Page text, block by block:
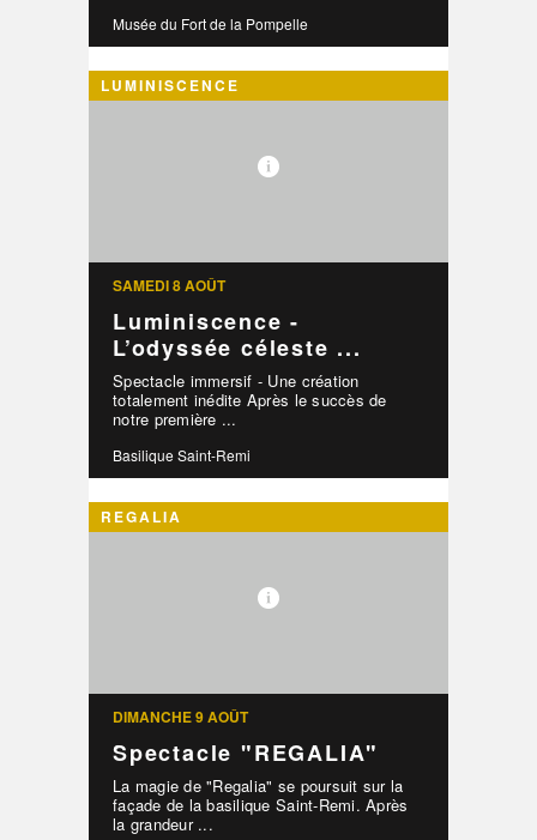
Musée du Fort de la Pompelle
LUMINISCENCE
SAMEDI 8 AOÛT
Luminiscence -
L’odyssée céleste ...
Spectacle immersif - Une création
totalement inédite Après le succès de
notre première ...
Basilique Saint-Remi
REGALIA
DIMANCHE 9 AOÛT
Spectacle "REGALIA"
La magie de "Regalia" se poursuit sur la
façade de la basilique Saint-Remi. Après
la grandeur ...